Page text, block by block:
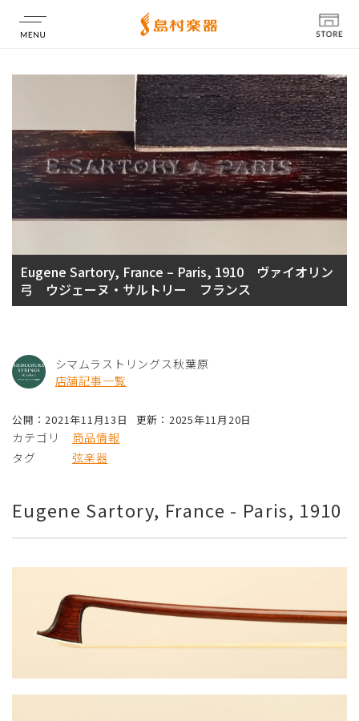
店舗情報
Eugene Sartory, France – Paris, 1910 ヴァイオリン
弓 ウジェーヌ・サルトリー フランス
シマムラストリングス秋葉原
店舗記事一覧
公開：2021年11月13日 更新：2025年11月20日
カテゴリ
商品情報
タグ
弦楽器
Eugene Sartory, France - Paris, 1910